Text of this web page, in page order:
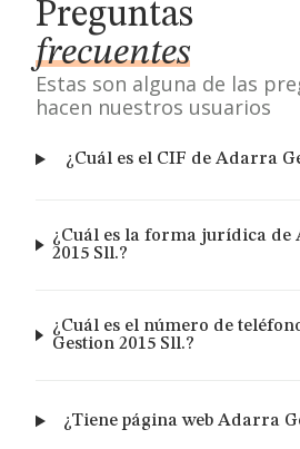
Preguntas
frecuentes
Estas son alguna de las
hacen nuestros usuarios
¿Cuál es el CIF de Adarra
¿Cuál es la forma jurídica de
2015 Sll.?
¿Cuál es el número de
Gestion 2015 Sll.?
¿Tiene página web Adarra